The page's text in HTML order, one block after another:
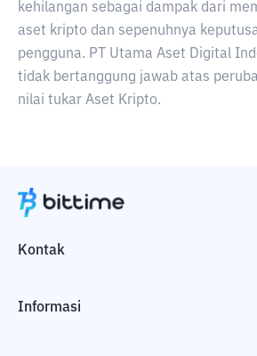
kehilangan sebagai dampak dari
aset kripto dan sepenuhnya
pengguna. PT Utama Aset Digital
tidak bertanggung jawab atas
nilai tukar Aset Kripto.
Kontak
Informasi